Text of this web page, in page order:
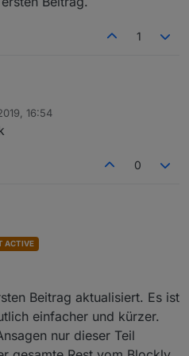
zwei Unterordner
so aus (helle Einstellung aktiv)
1
16:54
0
ACTIVE
Beitrag aktualisiert. Es ist
einfacher und kürzer.
nur dieser Teil